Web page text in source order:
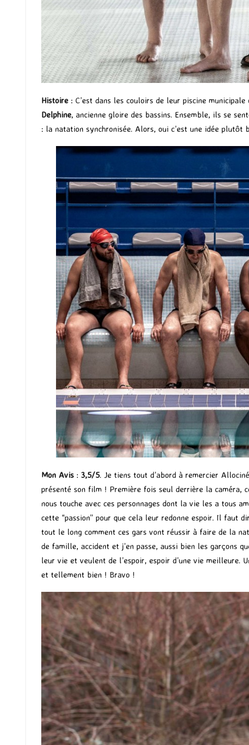
Histoire : C’est dans les couloirs de leur piscine municipale
Delphine, ancienne gloire des bassins. Ensemble, ils se
: la natation synchronisée. Alors, oui c’est une idée
Mon Avis : 3,5/5. Je tiens tout d’abord à remercier
présenté son film ! Première fois seul derrière la caméra,
nous touche avec ces personnages dont la vie les a tous
cette “passion” pour que cela leur redonne espoir. Il faut
tout le long comment ces gars vont réussir à faire de la
de famille, accident et j’en passe, aussi bien les garçons
leur vie et veulent de l’espoir, espoir d’une vie meilleure.
et tellement bien ! Bravo !